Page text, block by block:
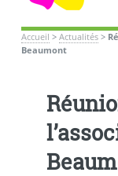
Accueil > Actualités>
Beaumont